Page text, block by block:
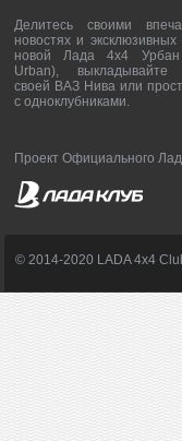
Делитесь своими
новостях и
новой Лада 4х4
Urban), выкладывайте
своей ВАЗ Нива или
с одноклубниками.
Проект Официального
© 2014-2020 LADA 4x4